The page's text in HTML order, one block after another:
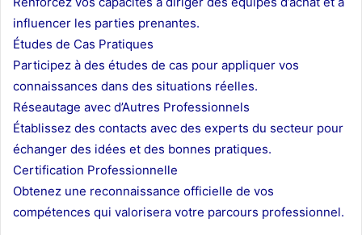
influencer les parties prenantes.
Études de Cas Pratiques
Participez à des études de cas pour appliquer vos
connaissances dans des situations réelles.
Réseautage avec d’Autres Professionnels
Établissez des contacts avec des experts du secteur pour
échanger des idées et des bonnes pratiques.
Certification Professionnelle
Obtenez une reconnaissance officielle de vos
compétences qui valorisera votre parcours professionnel.